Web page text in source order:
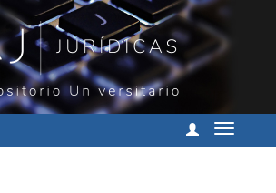
Cambiar